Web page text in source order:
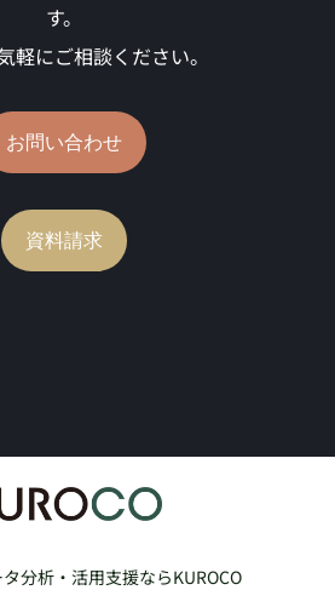
す。
軽にご相談ください。
お問い合わせ
資料請求
分析・活用支援ならKUROCO